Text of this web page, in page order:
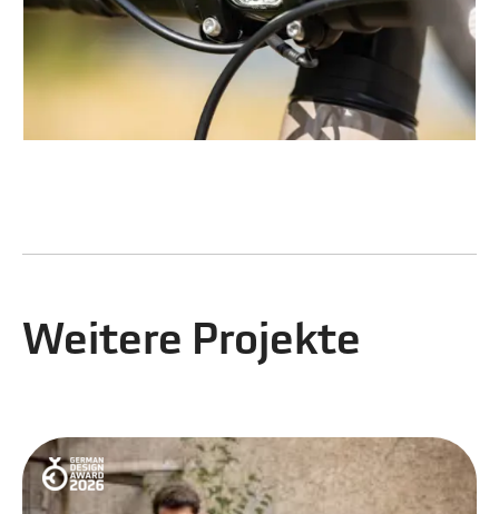
Weitere Projekte